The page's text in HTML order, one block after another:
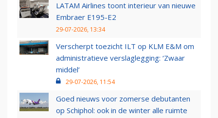
LATAM Airlines toont interieur van nieuwe
Embraer E195-E2
29-07-2026, 13:34
Verscherpt toezicht ILT op KLM E&M om
administratieve verslaglegging: ‘Zwaar
middel’
29-07-2026, 11:54
Goed nieuws voor zomerse debutanten
op Schiphol: ook in de winter alle ruimte